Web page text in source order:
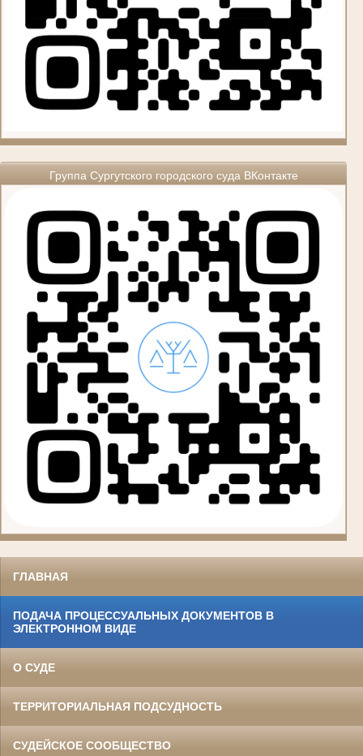
Группа Сургутского городского суда ВКонтакте
ГЛАВНАЯ
ПОДАЧА ПРОЦЕССУАЛЬНЫХ ДОКУМЕНТОВ В
ЭЛЕКТРОННОМ ВИДЕ
О СУДЕ
ТЕРРИТОРИАЛЬНАЯ ПОДСУДНОСТЬ
СУДЕЙСКОЕ СООБЩЕСТВО